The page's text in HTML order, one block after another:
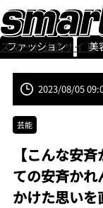
スマート公式サイト
ファッション 美
2023/08/05
芸能
【こんな安
ての安斉か
かけた思いを